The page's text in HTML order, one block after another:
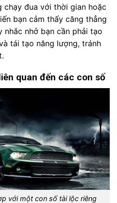
chạy đua với thời gian hoặc
bạn cảm thấy căng thẳng
nhắc nhở bạn cần phải tạo
tái tạo năng lượng, tránh
quan đến các con số
với một con số tài lộc riêng